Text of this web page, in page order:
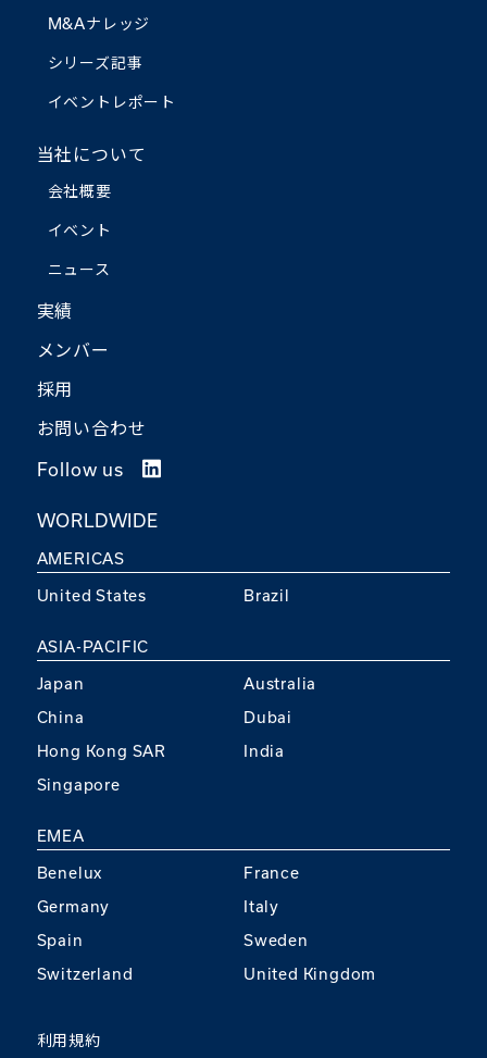
M&Aナレッジ
シリーズ記事
イベントレポート
当社について
会社概要
イベント
ニュース
実績
メンバー
採用
お問い合わせ
Follow us
WORLDWIDE
AMERICAS
United States
Brazil
ASIA-PACIFIC
Japan
Australia
China
Dubai
Hong Kong SAR
India
Singapore
EMEA
Benelux
France
Germany
Italy
Spain
Sweden
Switzerland
United Kingdom
利用規約